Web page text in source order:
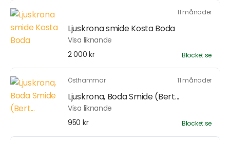
11 månader
Ljuskrona smide Kosta Boda
Visa liknande
2 000 kr
Blocket.se
Östhammar 11 månader
Ljuskrona, Boda Smide (Bert...
Visa liknande
950 kr
Blocket.se